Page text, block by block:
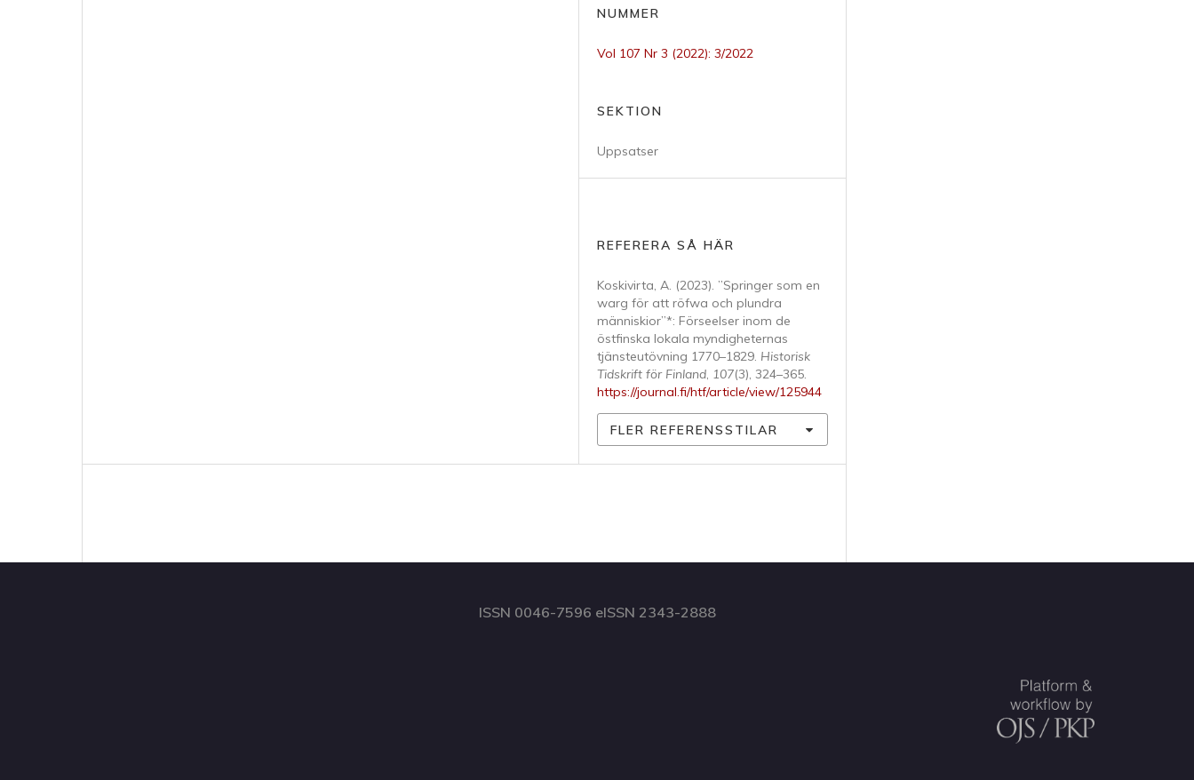
NUMMER
Vol 107 Nr 3 (2022): 3/2022
SEKTION
Uppsatser
REFERERA SÅ HÄR
Koskivirta, A. (2023). ”Springer som en
warg för att röfwa och plundra
människior”*: Förseelser inom de
östfinska lokala myndigheternas
tjänsteutövning 1770–1829. Historisk
Tidskrift för Finland, 107(3), 324–365.
https://journal.fi/htf/article/view/125944
FLER REFERENSSTILAR
ISSN 0046-7596 eISSN 2343-2888